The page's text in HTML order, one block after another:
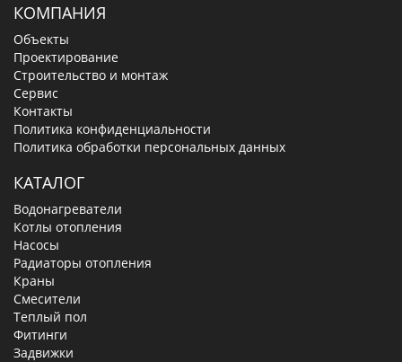
КОМПАНИЯ
Объекты
Проектирование
Строительство и монтаж
Сервис
Контакты
Политика конфиденциальности
Политика обработки персональных данных
КАТАЛОГ
Водонагреватели
Котлы отопления
Насосы
Радиаторы отопления
Краны
Смесители
Теплый пол
Фитинги
Задвижки